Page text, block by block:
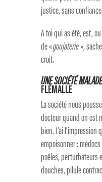
justice, sans confiance.
A toi qui as été, est,
de «goujaterie»,
croit.
UNE SOCIÉTÉ
FLÉMALLE
La société nous
docteur quand on est
bien. J’ai
empoisonner :
poêles, perturbateurs
douches, pilule